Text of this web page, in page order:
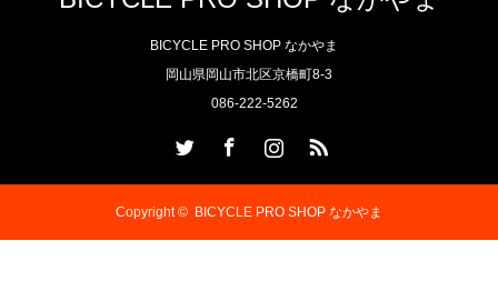
BICYCLE PRO SHOP なかやま
岡山県岡山市北区京橋町8-3
086-222-5262
Copyright © BICYCLE PRO SHOP なかやま